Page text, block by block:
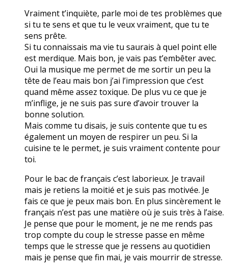
Vraiment t’inquiète, parle moi de tes problèmes que
si tu te sens et que tu le veux vraiment, que tu te
sens prête.
Si tu connaissais ma vie tu saurais à quel point elle
est merdique. Mais bon, je vais pas t’embêter avec.
Oui la musique me permet de me sortir un peu la
tête de l’eau mais bon j’ai l’impression que c’est
quand même assez toxique. De plus vu ce que je
m’inflige, je ne suis pas sure d’avoir trouver la
bonne solution.
Mais comme tu disais, je suis contente que tu es
également un moyen de respirer un peu. Si la
cuisine te le permet, je suis vraiment contente pour
toi.
Pour le bac de français c’est laborieux. Je travail
mais je retiens la moitié et je suis pas motivée. Je
fais ce que je peux mais bon. En plus sincèrement le
français n’est pas une matière où je suis très à l’aise.
Je pense que pour le moment, je ne me rends pas
trop compte du coup le stresse passe en même
temps que le stresse que je ressens au quotidien
mais je pense que fin mai, je vais mourrir de stresse.